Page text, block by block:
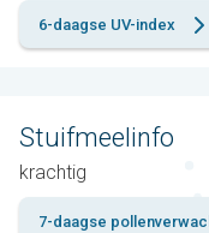
6-daagse UV-index
Stuifmeelinfo
krachtig
7-daagse